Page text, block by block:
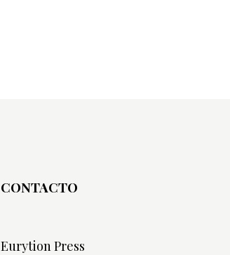
CONTACTO
Eurytion Press